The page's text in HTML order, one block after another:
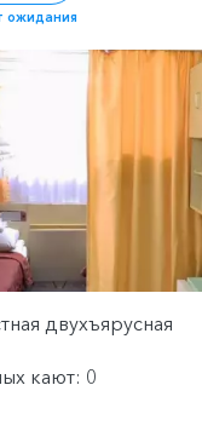
ожидания
двухъярусная
кают: 0